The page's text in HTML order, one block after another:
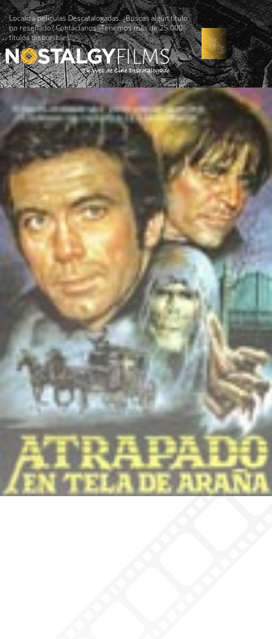
Localiza películas Descatalogadas. ¿Buscas algún título
no reseñado? Contáctanos -Tenemos más de 25.000
títulos disponibles!